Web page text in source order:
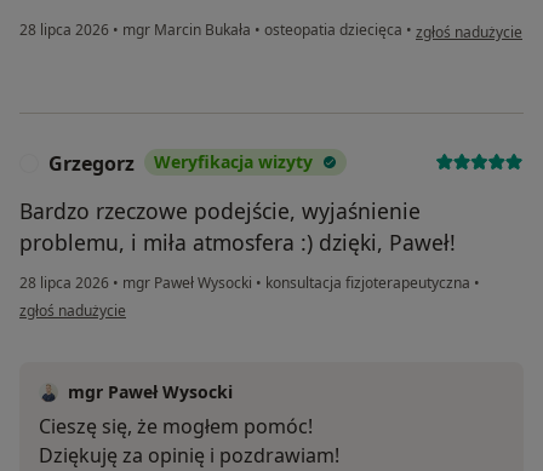
28 lipca 2026 • mgr Marcin Bukała • osteopatia dziecięca • w opinii
zgłoś nadużycie
Grzegorz Weryfikacja wizyty
Bardzo rzeczowe podejście, wyjaśnienie
problemu, i miła atmosfera :) dzięki, Paweł!
28 lipca 2026 • mgr Paweł Wysocki • konsultacja fizjoterapeutyczna •
w opinii użytkownika Grzegorz
zgłoś nadużycie
mgr Paweł Wysocki
Cieszę się, że mogłem pomóc!
Dziękuję za opinię i pozdrawiam!